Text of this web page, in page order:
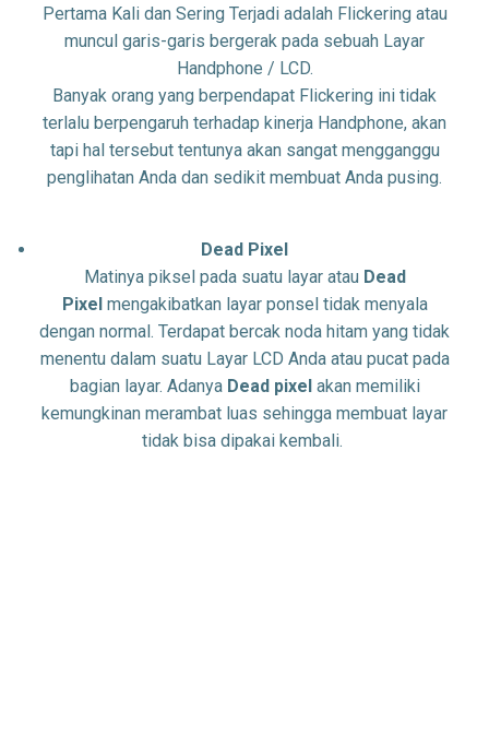
Pertama Kali dan Sering Terjadi adalah Flickering atau
muncul garis-garis bergerak pada sebuah Layar
Handphone / LCD.
Banyak orang yang berpendapat Flickering ini tidak
terlalu berpengaruh terhadap kinerja Handphone, akan
tapi hal tersebut tentunya akan sangat mengganggu
penglihatan Anda dan sedikit membuat Anda pusing.
Dead Pixel
Matinya piksel pada suatu layar atau Dead
Pixelmengakibatkan layar ponsel tidak menyala
dengan normal. Terdapat bercak noda hitam yang tidak
menentu dalam suatu Layar LCD Anda atau pucat pada
bagian layar. Adanya Dead pixelakan memiliki
kemungkinan merambat luas sehingga membuat layar
tidak bisa dipakai kembali.